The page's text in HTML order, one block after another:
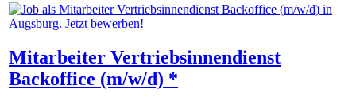
Mitarbeiter Vertriebsinnendienst
Backoffice (m/w/d) *